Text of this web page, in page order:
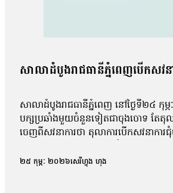
សាលាដំបូងរាជធានីភ្នំពេញបើកស
សាលាដំបូងរាជធានីភ្នំពេញ នៅថ្ងៃទី២៤
បក្សប្រឆាំងមួយចំនួនទៀតជាចុងចោទ តែតុល
ចេញពីសវនាការថា តុលាការបើកសវនាក
ដូចជាការចោទប្រកាន់របស់តំណាងអយ្យកា
២៥ កុម្ភៈ ២០២៦សេរីហ្វុង ហុង